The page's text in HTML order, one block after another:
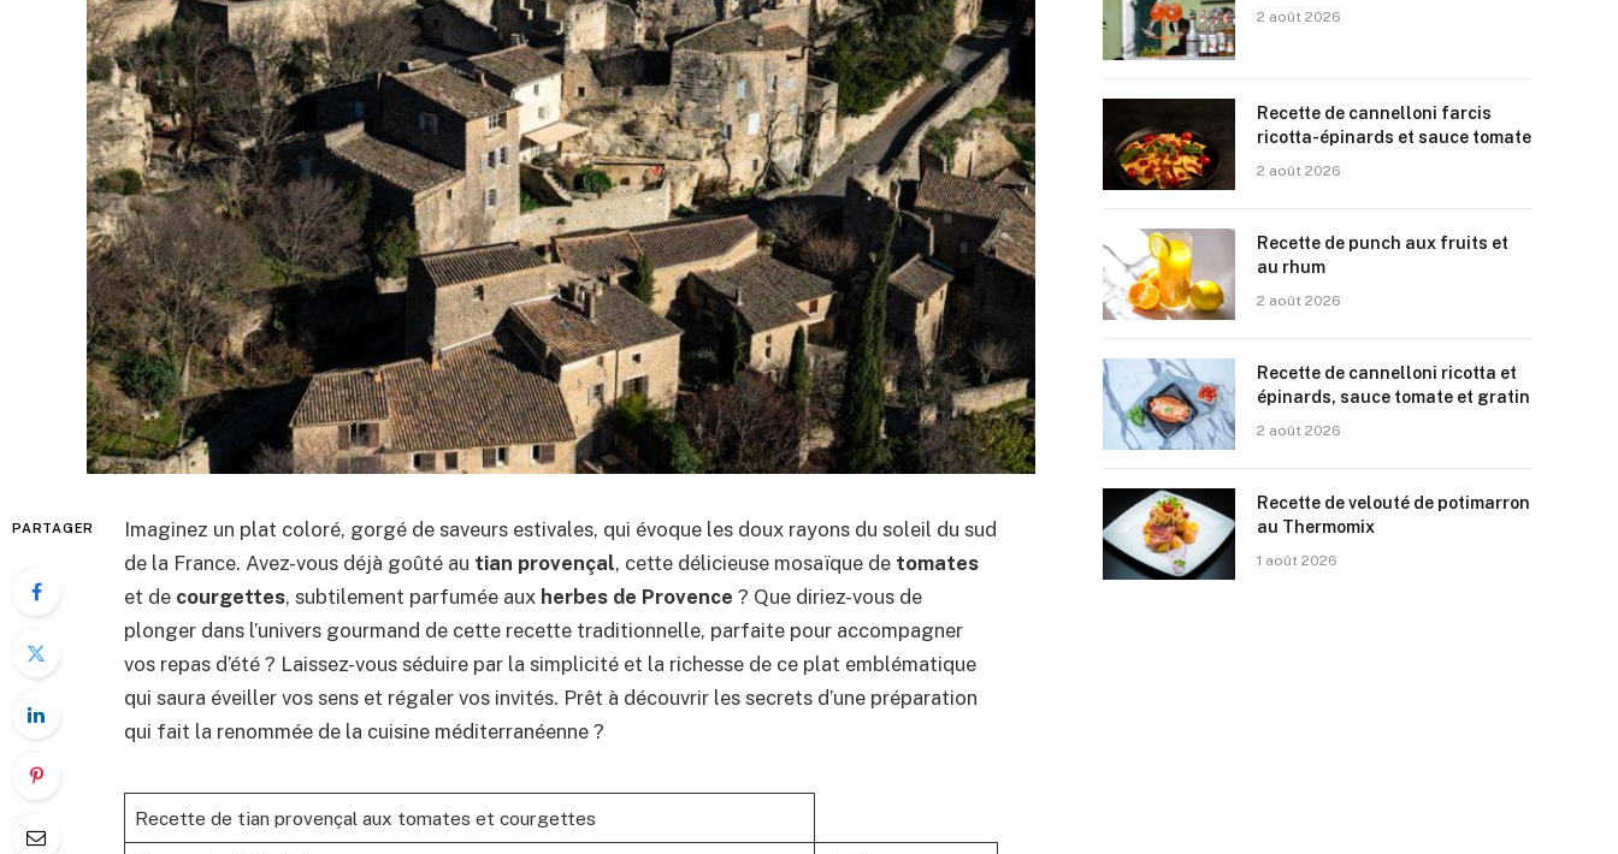
PARTAGER
Imaginez un plat coloré, gorgé de saveurs estivales, qui évoque les doux rayons du soleil du sud
de la France. Avez-vous déjà goûté au tian provençal, cette délicieuse mosaïque de tomates
et de courgettes, subtilement parfumée aux herbes de Provence ? Que diriez-vous de
plonger dans l’univers gourmand de cette recette traditionnelle, parfaite pour accompagner
vos repas d’été ? Laissez-vous séduire par la simplicité et la richesse de ce plat emblématique
qui saura éveiller vos sens et régaler vos invités. Prêt à découvrir les secrets d’une préparation
qui fait la renommée de la cuisine méditerranéenne ?
Recette de tian provençal aux tomates et courgettes
2 août 2026
Recette de cannelloni farcis
ricotta-épinards et sauce tomate
2 août 2026
Recette de punch aux fruits et
au rhum
2 août 2026
Recette de cannelloni ricotta et
épinards, sauce tomate et gratin
2 août 2026
Recette de velouté de potimarron
au Thermomix
1 août 2026